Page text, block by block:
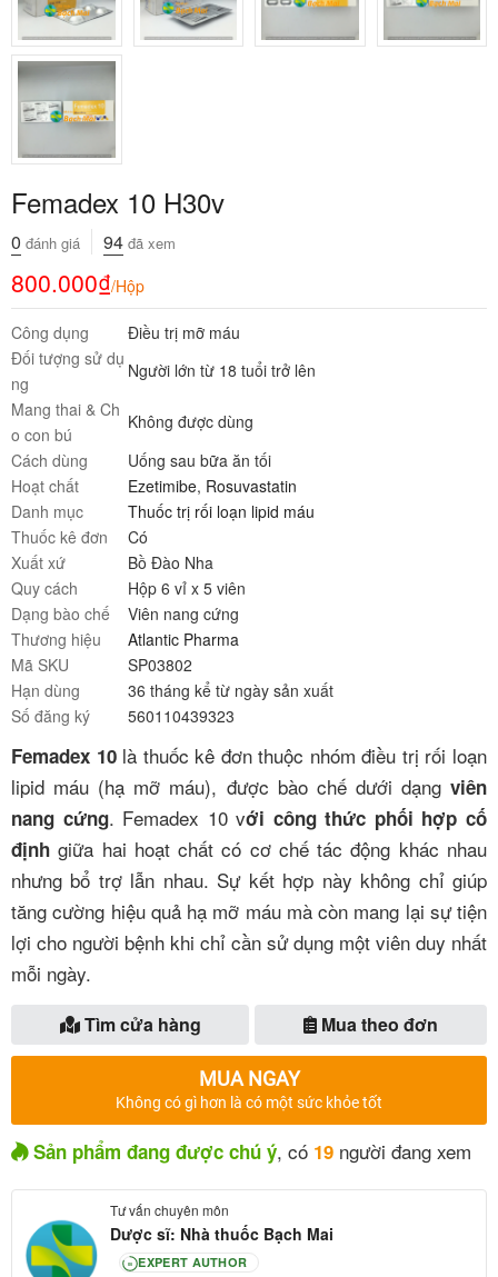
Femadex 10 H30v
0 đánh giá 94 đã xem
800.000₫/Hộp
Công dụng
Điều trị mỡ máu
Đối tượng sử dụ
ng
Người lớn từ 18 tuổi trở lên
Mang thai & Ch
o con bú
Không được dùng
Cách dùng
Uống sau bữa ăn tối
Hoạt chất
Ezetimibe, Rosuvastatin
Danh mục
Thuốc trị rối loạn lipid máu
Thuốc kê đơn
Có
Xuất xứ
Bồ Đào Nha
Quy cách
Hộp 6 vỉ x 5 viên
Dạng bào chế
Viên nang cứng
Thương hiệu
Atlantic Pharma
Mã SKU
SP03802
Hạn dùng
36 tháng kể từ ngày sản xuất
Số đăng ký
560110439323
Femadex 10là thuốc kê đơn thuộc nhóm điều trị rối loạn
lipid máu (hạ mỡ máu), được bào chế dưới dạng viên
nang cứng. Femadex 10 với công thức phối hợp cố
định giữa hai hoạt chất có cơ chế tác động khác nhau
nhưng bổ trợ lẫn nhau. Sự kết hợp này không chỉ giúp
tăng cường hiệu quả hạ mỡ máu mà còn mang lại sự tiện
lợi cho người bệnh khi chỉ cần sử dụng một viên duy nhất
mỗi ngày.
Tìm cửa hàng Mua theo đơn
MUA NGAY
Không có gì hơn là có một sức khỏe tốt
Sản phẩm đang được chú ý, có 19 người đang xem
Tư vấn chuyên môn
Dược sĩ: Nhà thuốc Bạch Mai
80 EXPERT AUTHOR